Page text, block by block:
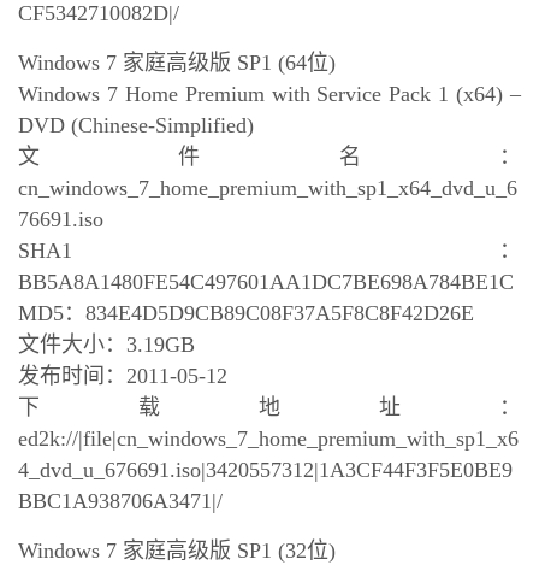
CF5342710082D|/
Windows 7 家庭高级版 SP1 (64位)
Windows 7 Home Premium with Service Pack 1 (x64) –
DVD (Chinese-Simplified)
文件名：
cn_windows_7_home_premium_with_sp1_x64_dvd_u_6
76691.iso
SHA1：
BB5A8A1480FE54C497601AA1DC7BE698A784BE1C
MD5：834E4D5D9CB89C08F37A5F8C8F42D26E
文件大小：3.19GB
发布时间：2011-05-12
下载地址：
ed2k://|file|cn_windows_7_home_premium_with_sp1_x6
4_dvd_u_676691.iso|3420557312|1A3CF44F3F5E0BE9
BBC1A938706A3471|/
Windows 7 家庭高级版 SP1 (32位)